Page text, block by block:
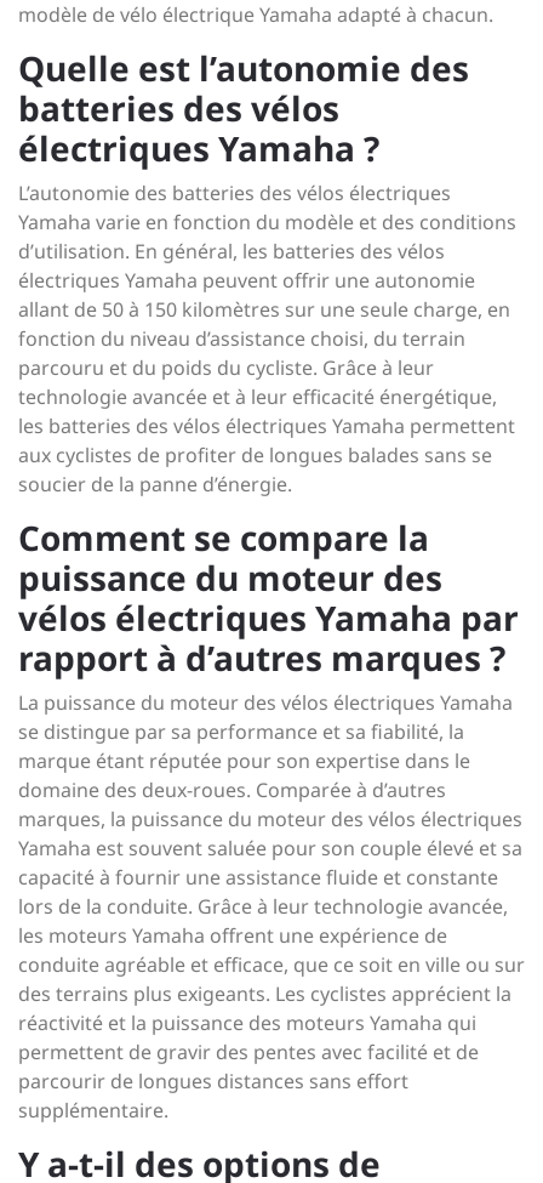
modèle de vélo électrique Yamaha adapté à chacun.
Quelle est l’autonomie des
batteries des vélos
électriques Yamaha ?
L’autonomie des batteries des vélos électriques
Yamaha varie en fonction du modèle et des conditions
d’utilisation. En général, les batteries des vélos
électriques Yamaha peuvent offrir une autonomie
allant de 50 à 150 kilomètres sur une seule charge, en
fonction du niveau d’assistance choisi, du terrain
parcouru et du poids du cycliste. Grâce à leur
technologie avancée et à leur efficacité énergétique,
les batteries des vélos électriques Yamaha permettent
aux cyclistes de profiter de longues balades sans se
soucier de la panne d’énergie.
Comment se compare la
puissance du moteur des
vélos électriques Yamaha par
rapport à d’autres marques ?
La puissance du moteur des vélos électriques Yamaha
se distingue par sa performance et sa fiabilité, la
marque étant réputée pour son expertise dans le
domaine des deux-roues. Comparée à d’autres
marques, la puissance du moteur des vélos électriques
Yamaha est souvent saluée pour son couple élevé et sa
capacité à fournir une assistance fluide et constante
lors de la conduite. Grâce à leur technologie avancée,
les moteurs Yamaha offrent une expérience de
conduite agréable et efficace, que ce soit en ville ou sur
des terrains plus exigeants. Les cyclistes apprécient la
réactivité et la puissance des moteurs Yamaha qui
permettent de gravir des pentes avec facilité et de
parcourir de longues distances sans effort
supplémentaire.
Y a-t-il des options de